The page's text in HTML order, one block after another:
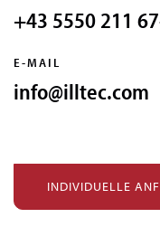
+43 5550 211
E-MAIL
info@illtec.com
INDIVIDUELLE